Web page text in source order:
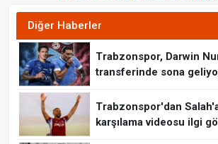
Diğer Haberler
Trabzonspor, Darwin
transferinde sona
Trabzonspor'dan
karşılama videosu ilgi